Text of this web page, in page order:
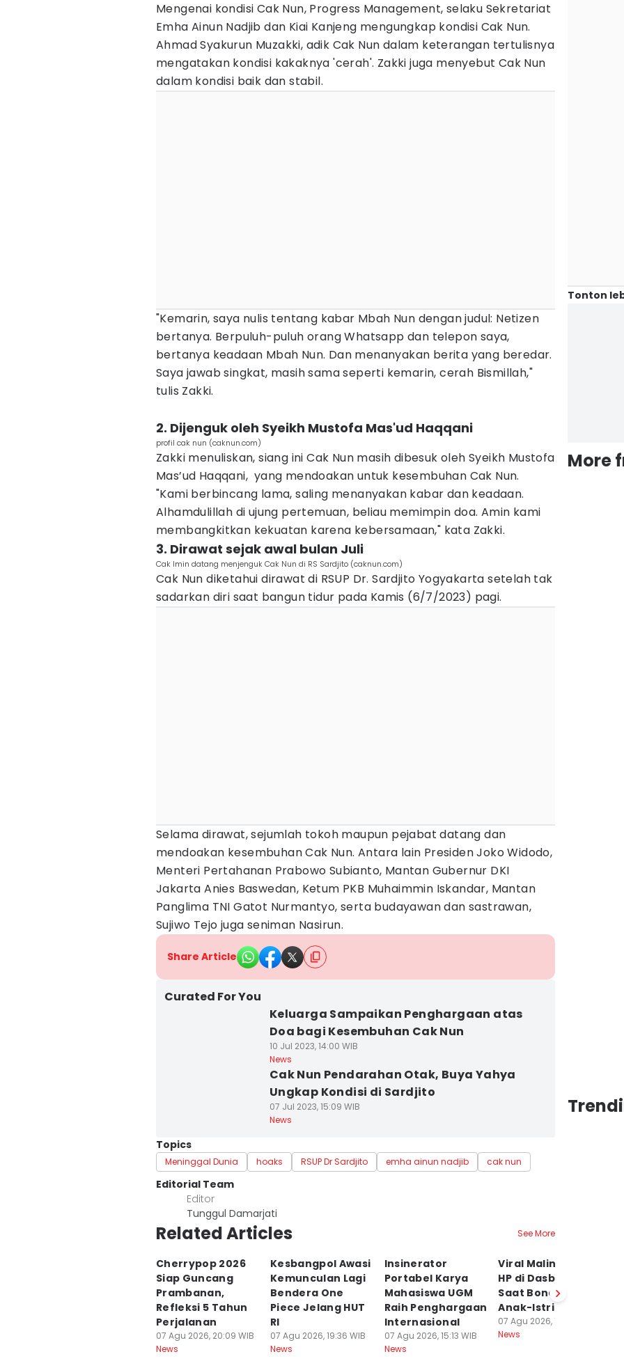
Mengenai kondisi Cak Nun, Progress Management, selaku Sekretariat
Emha Ainun Nadjib dan Kiai Kanjeng mengungkap kondisi Cak Nun.
Ahmad Syakurun Muzakki, adik Cak Nun dalam keterangan tertulisnya
mengatakan kondisi kakaknya 'cerah'. Zakki juga menyebut Cak Nun
dalam kondisi baik dan stabil.
"Kemarin, saya nulis tentang kabar Mbah Nun dengan judul: Netizen
bertanya. Berpuluh-puluh orang Whatsapp dan telepon saya,
bertanya keadaan Mbah Nun. Dan menanyakan berita yang beredar.
Saya jawab singkat, masih sama seperti kemarin, cerah Bismillah,"
tulis Zakki.
2. Dijenguk oleh Syeikh Mustofa Mas'ud Haqqani
profil cak nun (caknun.com)
Zakki menuliskan, siang ini Cak Nun masih dibesuk oleh Syeikh Mustofa
Mas’ud Haqqani, yang mendoakan untuk kesembuhan Cak Nun.
"Kami berbincang lama, saling menanyakan kabar dan keadaan.
Alhamdulillah di ujung pertemuan, beliau memimpin doa. Amin kami
membangkitkan kekuatan karena kebersamaan," kata Zakki.
3. Dirawat sejak awal bulan Juli
Cak Imin datang menjenguk Cak Nun di RS Sardjito (caknun.com)
Cak Nun diketahui dirawat di RSUP Dr. Sardjito Yogyakarta setelah tak
sadarkan diri saat bangun tidur pada Kamis (6/7/2023) pagi.
Selama dirawat, sejumlah tokoh maupun pejabat datang dan
mendoakan kesembuhan Cak Nun. Antara lain Presiden Joko Widodo,
Menteri Pertahanan Prabowo Subianto, Mantan Gubernur DKI
Jakarta Anies Baswedan, Ketum PKB Muhaimmin Iskandar, Mantan
Panglima TNI Gatot Nurmantyo, serta budayawan dan sastrawan,
Sujiwo Tejo juga seniman Nasirun.
Share Article
Curated For You
Keluarga Sampaikan Penghargaan atas
Doa bagi Kesembuhan Cak Nun
10 Jul 2023, 14:00 WIB
News
Cak Nun Pendarahan Otak, Buya Yahya
Ungkap Kondisi di Sardjito
07 Jul 2023, 15:09 WIB
News
Topics
Meninggal Dunia hoaks RSUP Dr Sardjito emha ainun nadjib cak nun
Editorial Team
Editor
Tunggul Damarjati
Related Articles See More
Cherrypop 2026
Siap Guncang
Prambanan,
Refleksi 5 Tahun
Perjalanan
07 Agu 2026, 20:09 WIB
News
Kesbangpol Awasi
Kemunculan Lagi
Bendera One
Piece Jelang HUT
RI
07 Agu 2026, 19:36 WIB
News
Insinerator
Portabel Karya
Mahasiswa UGM
Raih Penghargaan
Internasional
07 Agu 2026, 15:13 WIB
News
Viral Maling Gasak
HP di Dasbor Motor
Saat Bonceng
Anak-Istri
07 Agu 2026, 14:18 WIB
News
Tonton
More